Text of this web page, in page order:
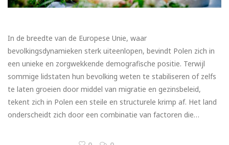
In de breedte van de Europese Unie, waar
bevolkingsdynamieken sterk uiteenlopen, bevindt Polen zich in
een unieke en zorgwekkende demografische positie. Terwijl
sommige lidstaten hun bevolking weten te stabiliseren of zelfs
te laten groeien door middel van migratie en gezinsbeleid,
tekent zich in Polen een steile en structurele krimp af. Het land
onderscheidt zich door een combinatie van factoren die…